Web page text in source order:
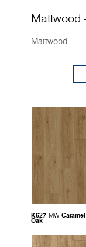
Mattwood
Mattwood
K627 MW
Oak